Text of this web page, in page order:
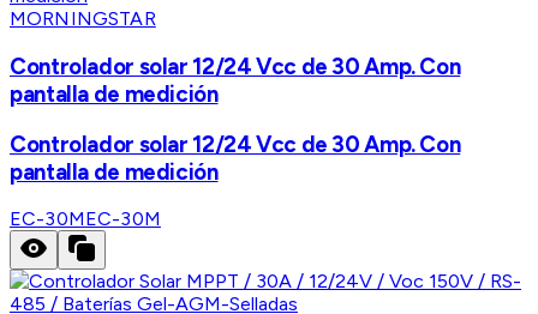
MORNINGSTAR
Controlador solar 12/24 Vcc de 30 Amp. Con
pantalla de medición
Controlador solar 12/24 Vcc de 30 Amp. Con
pantalla de medición
EC-30MEC-30M